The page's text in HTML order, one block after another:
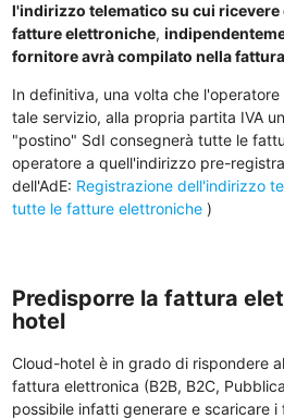
l'indirizzo telematico su cui
fatture elettroniche,
fornitore avrà compilato nella fattura
In definitiva, una volta che
tale servizio, alla propria partita IVA
"postino" SdI consegnerà tutte le
operatore a quell'indirizzo pre-
dell'AdE: Registrazione dell'indirizzo
tutte le fatture elettroniche)
Predisporre la fattura
hotel
Cloud-hotel è in grado di rispondere
fattura elettronica (B2B, B2C,
possibile infatti generare e scaricare i